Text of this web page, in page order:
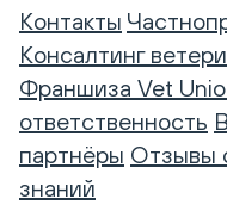
Контакты
Консалтинг
Франшиза Vet
ответственность
партнёры Отзывы
знаний